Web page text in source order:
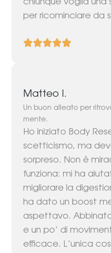
chiunque voglia
per ricominciare da
Matteo I.
Un buon alleato per
mente.
Ho iniziato Body
scetticismo, ma
sorpreso. Non è
funziona: mi ha
migliorare la
ha dato un boost
aspettavo.
e un po’ di
efficace. L’unica